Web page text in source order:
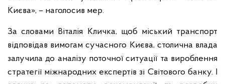
Києва», – наголосив мер.
За словами Віталія Кличка, щоб міський транспорт
відповідав вимогам сучасного Києва, столична влада
залучила до аналізу поточної ситуації та вироблення
стратегії міжнародних експертів зі Світового банку. І